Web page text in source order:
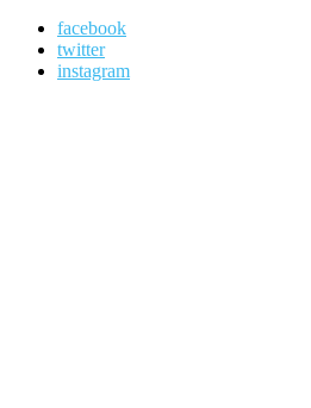
facebook
twitter
instagram